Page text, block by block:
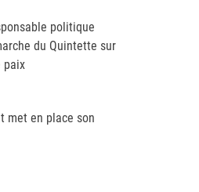
politique
du Quintette sur
paix
met en place son